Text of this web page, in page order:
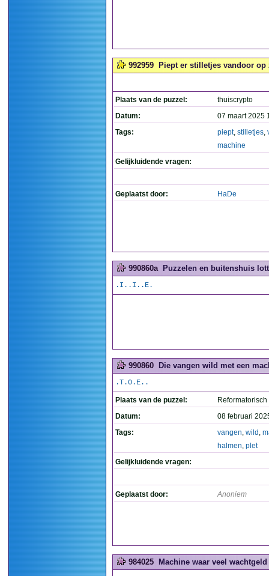
992959 Piept er stilletjes vandoor op
Plaats van de puzzel:
thuiscrypto
Datum:
07 maart 2025
Tags:
piept, stilletjes,
machine
Gelijkluidende vragen:
Geplaatst door: HaDe
990860a Puzzelen en buitenshuis
.I..I..E.
990860 Die vangen wild met een
.T.O.E..
Plaats van de puzzel:
Datum:
08 februari
Tags:
vangen, wild ,
halmen, plet
Gelijkluidende vragen:
Geplaatst door: Anoniem
984025 Machine waar veel